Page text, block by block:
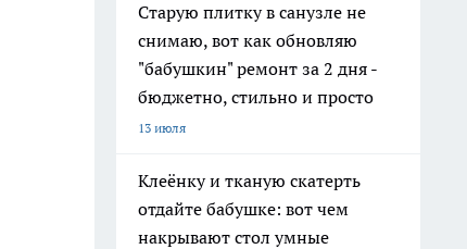
Старую плитку в санузле не
снимаю, вот как обновляю
"бабушкин" ремонт за 2 дня -
бюджетно, стильно и просто
13 июля
Клеёнку и тканую скатерть
отдайте бабушке: вот чем
накрывают стол умные